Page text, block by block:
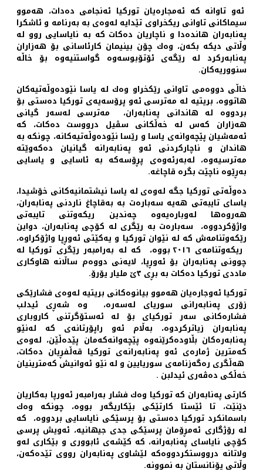
ئەو تاوانە كە ئەمجارەیان توركیا ئەنجامی دەدات، هەموو
سیماكانی تاوانی ریكخراوی تێدایە لەوەی بە بەرنامە و ئاشكرا
پەنابەران هاندەدا و ناچاریان دەكات كە بە نایاسایی روو لە
وڵاتی دیكە بكەن، وەك چۆن بینیمان كارئاسانی بۆ هەزاران
پەنابەركرد لە رێگەی ئۆتۆبوسەوە گواستنیەوە بۆ خاڵە
سنووریەكان.
خاڵی دووەمی تاوانی رێكخراو وەك لە یاسا نێودەوڵەتیەكان
هاتووە، بریتیە لە مەترسی ئەو پرۆسەیەی توركیا دەستی بۆ
بردووە لە هاندانی پەنابەران، مەترسی لەسەر گیانی
هەزاران كەس لە خەڵكانی سڤیل درووست دەكات، كە
ئەمەشیان پێچەوانەی یاسا و رێسا نێودەوڵەتیەكانە، چونكە بە
هاندان و ناچاركردنی ئەو پەنابەرانە گیانیان دەكەوێتە
مەترسیەوە، لەبەرئەوەی پڕۆسەكە بە ئاسایی و یاسایی
بەڕێوە ناچێت بگرە قاچاغە.
دەوڵەتی توركیا جگە لەوەی لە یاسا نیشتمانیەكانی خۆشیدا،
یاسای تایبەتی هەیە سەبارەت بە بەقاچاغ ناردنی پەنابەران،
هەروەها لەوبارەیەوە چەندین ریكەوتنی تایبەتی
واژۆكردووە، سەبارەت بە رێگری لە كۆچی پەنابەران، دواین
رێكەوتنامەش كە لە نێوان توركیا و یەكێتی ئەوڕپا واژۆكراوە،
ریكەوتنامەی ٢٠١٦ بووە، كە لە بەرامبەر رێگری توركیا لە
چوونی پەنابەران بۆ ئەوڕپا، لایەنی دووەم ساڵانە هاوكاری
ماددی توركیا دەكات بە بڕی ٣ێ ملیار یۆرۆ.
توركیا ئەوجارەیان هەموو بیانوەكانی بریتیە لەوەی فشارێكی
زۆری پەنابەرانی سوریای لەسەرە، وە شەڕی ئیدلب
فشارەكانی سەر تورکیای بۆ لە ئەستۆگرتنی کاروباری
پەنابەران زیاتركردوە، بەڵام ئەو راپۆرتانەی كە لەنێو
پەنابەرەكان بڵاودەكرێنەوە پێچەوانەكەمان پێدەڵێن، لەوەی
كەمترین ژمارەی ئەو پەنابەرانەی توركیا قەڵفڕیان دەكات،
هەڵگری رەگەزنامەی سوریایین و لە نێو ئەوانیش كەمترینیان
خەڵكی دەڤەری ئیدلبن .
كارتی پەنابەران كە توركیا وەك فشار بەرامبەر ئەورپا بەكاریان
دێنێت، تا ئێستا كارتێكی بێكاریگەر بووە، چونكە وەك
باسمانكرد توركیا دەستی بۆ پرسێكی نایاسایی بردووە، كە
لە رۆژگاری ئەمڕۆمان پرسێكی جدی جیهانیە، ئەویش پرسی
كۆچی نایاسای پەنابەرانە، كە كێشەی ئابووری و بێكاری لەو
ولاتانە درووستكردووەكە لێشاوی پەنابەران رووی تێدەكەن،
وڵاتی یۆنانستان بە نموونە.